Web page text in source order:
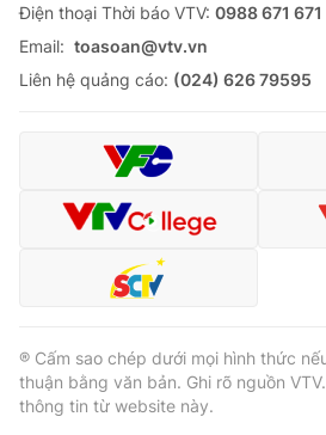
Ðiện thoại Thời báo VTV: 0988 671 671
Email: toasoan@vtv.vn
Liên hệ quảng cáo: (024) 626 79595
® Cấm sao chép dưới mọi hình thức
thuận bằng văn bản. Ghi rõ nguồn
thông tin từ website này.